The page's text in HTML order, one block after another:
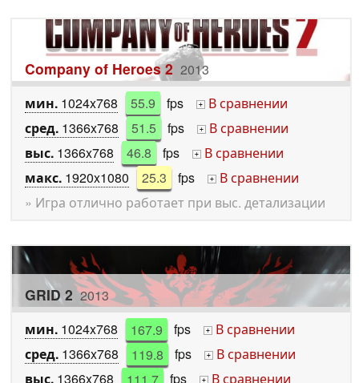
Company of Heroes 2 2013
мин. 1024x768 55.9 fps +
В сравнении
сред. 1366x768 51.5 fps +
В сравнении
выс. 1366x768 46.8 fps +
В сравнении
макс. 1920x1080 25.3 fps +
В сравнении
» Игра отлично работает при выс. детализации
GRID 2 2013
мин. 1024x768 167.9 fps +
В сравнении
сред. 1366x768 119.8 fps +
В сравнении
выс. 1366x768 111.7 fps +
В сравнении